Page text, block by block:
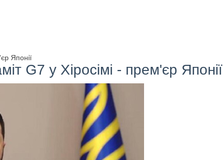
Японії
G7 у Хіросімі - прем'єр Японії